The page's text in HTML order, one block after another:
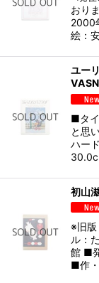
おり
2000
絵：
ユー
■タ
と思
ハー
初山
※旧版
ル：
館 ■
■作